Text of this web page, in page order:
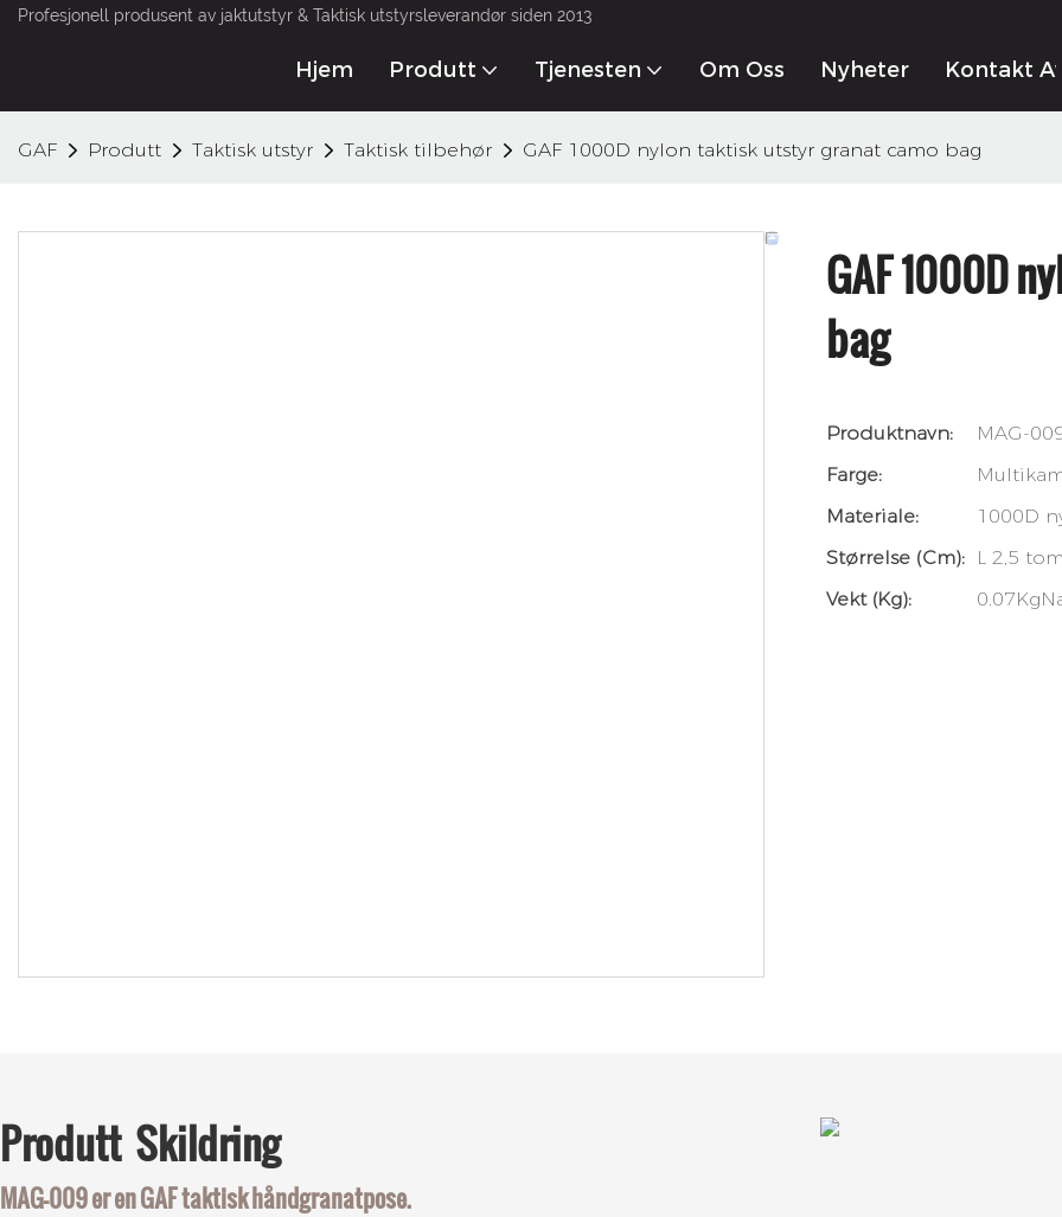
Profesjonell produsent av jaktutstyr & Taktisk utstyrsleverandør siden 2013
Hjem Produtt Tjenesten Om Oss Nyheter Kontakt
GAF Produtt Taktisk utstyr Taktisk tilbehør GAF 1000D nylon taktisk utstyr granat camo bag
GAF 1000D
bag
Produktnavn:
MAG-
Farge:
Materiale:
1000D
Størrelse (cm):
L 2,5
Vekt (kg):
Produtt Skildring
MAG-009 er en GAF taktisk håndgranatpose.